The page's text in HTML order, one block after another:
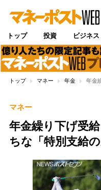
トップ 投資 ビジネス
トップ マネー 年金 年金
マネー
年金繰り下げ受
ちな「特別支給の